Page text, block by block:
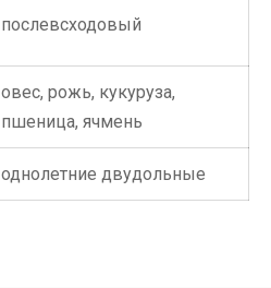
послевсходовый
овес, рожь, кукуруза,
пшеница, ячмень
однолетние двудольные